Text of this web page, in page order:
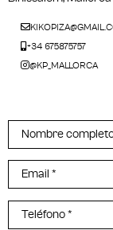
+34 675875757
@KP_MALLORCA